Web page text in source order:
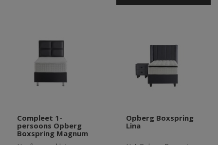
Compleet 1-
persoons Opberg
Boxspring Magnum
Opberg Boxspring
Lina